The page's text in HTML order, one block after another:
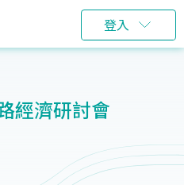
登入
經濟研討會